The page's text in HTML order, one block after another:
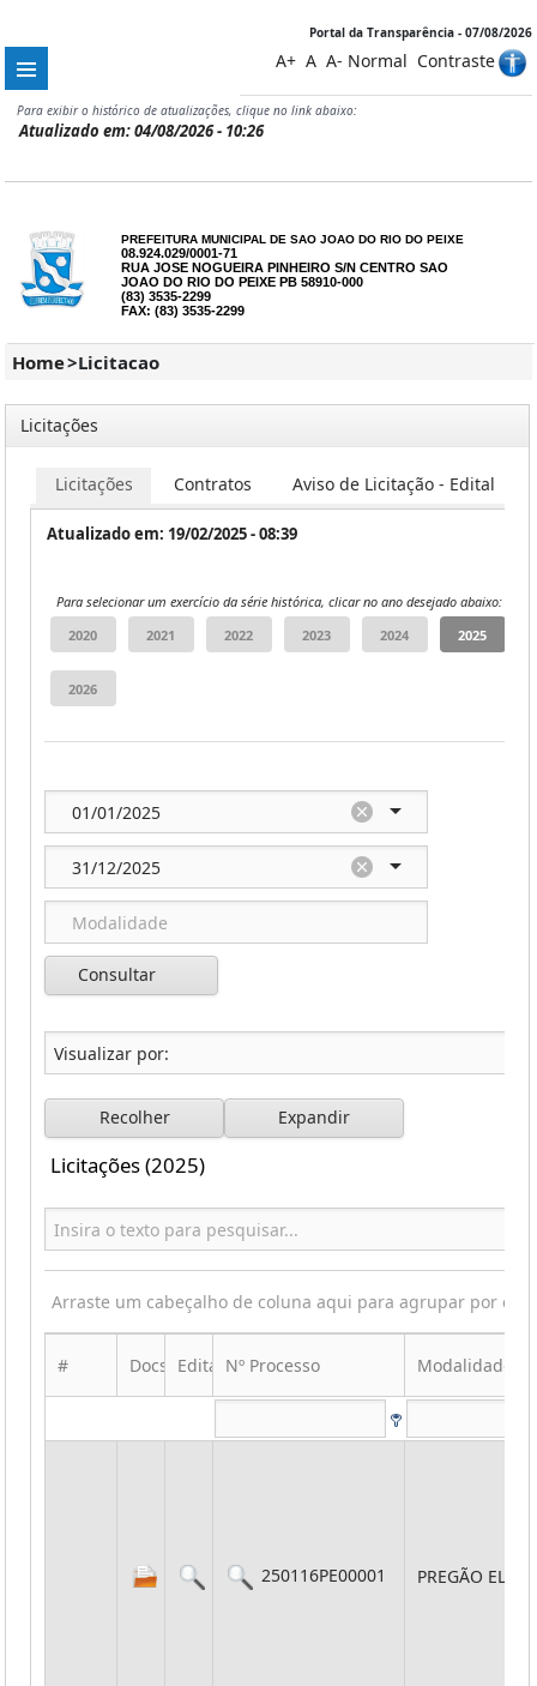
Portal da Transparência - 07/08/2026
A+ A A- Normal Contraste
Para exibir o histórico de atualizações, clique no link abaixo:
Atualizado em: 04/08/2026 - 10:26
PREFEITURA MUNICIPAL DE SAO JOAO DO RIO DO PEIXE
08.924.029/0001-71
RUA JOSE NOGUEIRA PINHEIRO S/N CENTRO SAO
JOAO DO RIO DO PEIXE PB 58910-000
(83) 3535-2299
FAX: (83) 3535-2299
Home>Licitacao
Licitações
Licitações Contratos Aviso de Licitação - Edital
Atualizado em: 19/02/2025 - 08:39
Para selecionar um exercício da série histórica, clicar no ano desejado abaixo:
Consultar
Recolher Expandir
Licitações (2025)
Arraste um cabeçalho de coluna aqui para agrupar por
# Docs Edital Nº Processo Modalidade
250116PE00001 PREGÃO